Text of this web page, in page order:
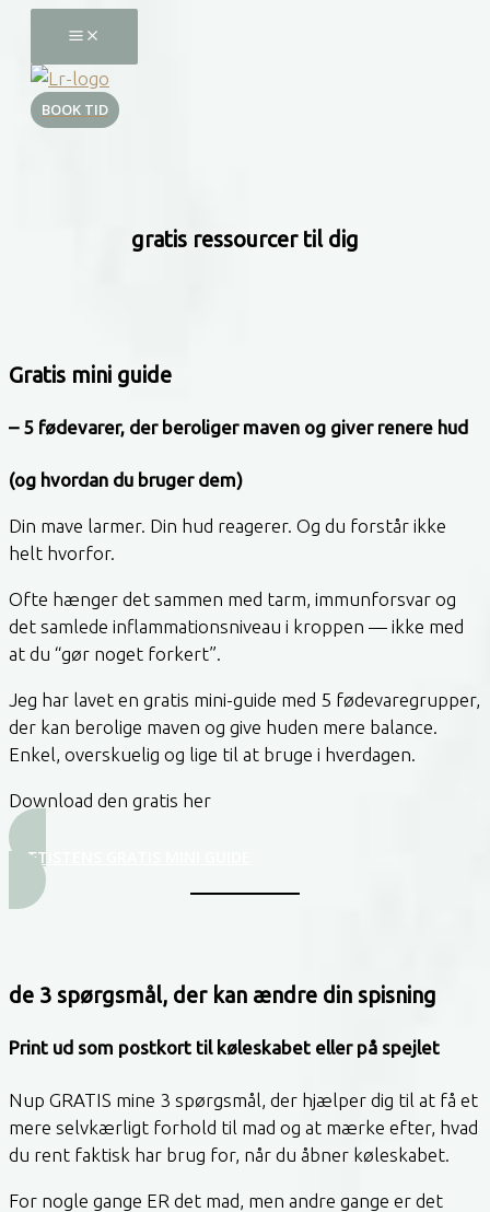
indholdet
BOOK TID
gratis ressourcer til dig
Gratis mini guide
– 5 fødevarer, der beroliger maven og giver renere hud
(og hvordan du bruger dem)
Din mave larmer. Din hud reagerer. Og du forstår ikke
helt hvorfor.
Ofte hænger det sammen med tarm, immunforsvar og
det samlede inflammationsniveau i kroppen — ikke med
at du “gør noget forkert”.
Jeg har lavet en gratis mini-guide med 5 fødevaregrupper,
der kan berolige maven og give huden mere balance.
Enkel, overskuelig og lige til at bruge i hverdagen.
Download den gratis her
DIÆTISTENS GRATIS MINI GUIDE
de 3 spørgsmål, der kan ændre din spisning
Print ud som postkort til køleskabet eller på spejlet
Nup GRATIS mine 3 spørgsmål, der hjælper dig til at få et
mere selvkærligt forhold til mad og at mærke efter, hvad
du rent faktisk har brug for, når du åbner køleskabet.
For nogle gange ER det mad, men andre gange er det